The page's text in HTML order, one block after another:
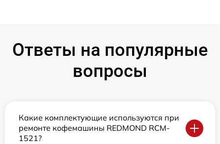
Ответы на популярные
вопросы
Какие комплектующие используются при
ремонте кофемашины REDMOND RCM-
1521?